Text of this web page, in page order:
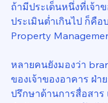
ถ้ามีประเด็นหนึ่งที่เจ้า
ประเมินต่ำเกินไป ก็คื
Property
หลายคนยังมองว่า
ของเจ้าของอาคาร ฝ่า
ปรึกษาด้านการสื่อสาร